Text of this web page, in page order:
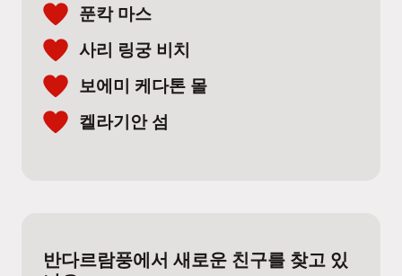
푼칵 마스
사리 링궁 비치
보에미 케다톤 몰
켈라기안 섬
반다르람풍에서 새로운 친구를 찾고 있